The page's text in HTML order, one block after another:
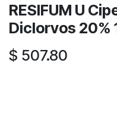
RESIFUM U
Diclorvos 20%
$ 507.80